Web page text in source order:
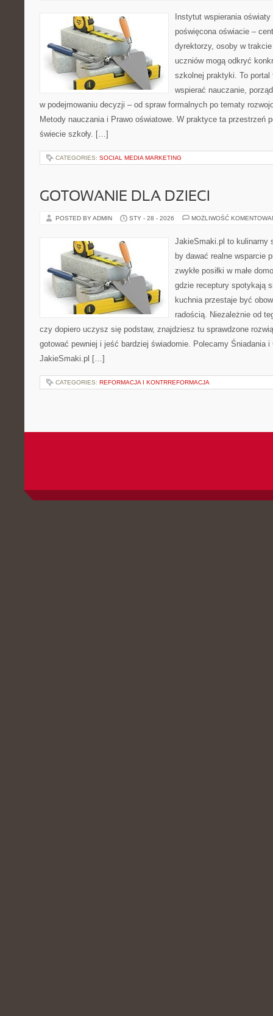
Instytut wspierania
poświęcona oświacie –
dyrektorzy, osoby w
uczniów mogą odkryć
szkolnej praktyki. To
wspierać nauczanie,
w podejmowaniu decyzji – od spraw formalnych po tematy
Metody nauczania i Prawo oświatowe. W praktyce ta przestrzeń
świecie szkoły. […]
CATEGORIES: SOCIAL MEDIA MARKETING
GOTOWANIE DLA DZIECI
POSTED BY ADMIN STY - 28 - 2026 MOŻLIWOŚĆ
JakieSmaki.pl to kulinarny
by dawać realne wsparcie
zwykłe posiłki w małe
gdzie receptury spotykają
kuchnia przestaje być
radością. Niezależnie od
czy dopiero uczysz się podstaw, znajdziesz tu sprawdzone
gotować pewniej i jeść bardziej świadomie. Polecamy Śniadania
JakieSmaki.pl […]
CATEGORIES: REFORMACJA I KONTRREFORMACJA